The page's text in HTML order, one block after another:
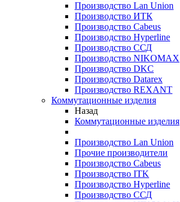
Производство Lan Union
Производство ИТК
Производство Cabeus
Производство Hyperline
Производство ССД
Производство NIKOMAX
Производство DKC
Производство Datarex
Производство REXANT
Коммутационные изделия
Назад
Коммутационные изделия
Производство Lan Union
Прочие производители
Производство Cabeus
Производство ITK
Производство Hyperline
Производство ССД